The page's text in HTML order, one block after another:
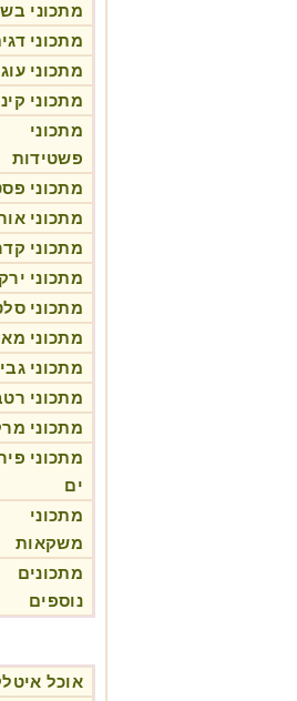
מתכוני
מתכוני
מתכוני
מתכוני
מתכוני
פשטידות
מתכוני
מתכוני
מתכוני
מתכוני
מתכוני
מתכוני
מתכוני
מתכוני
מתכוני
מתכוני
ים
מתכוני
משקאות
מתכונים
נוספים
אוכל